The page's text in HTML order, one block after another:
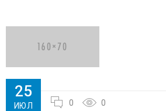
25
ИЮЛ 0 0